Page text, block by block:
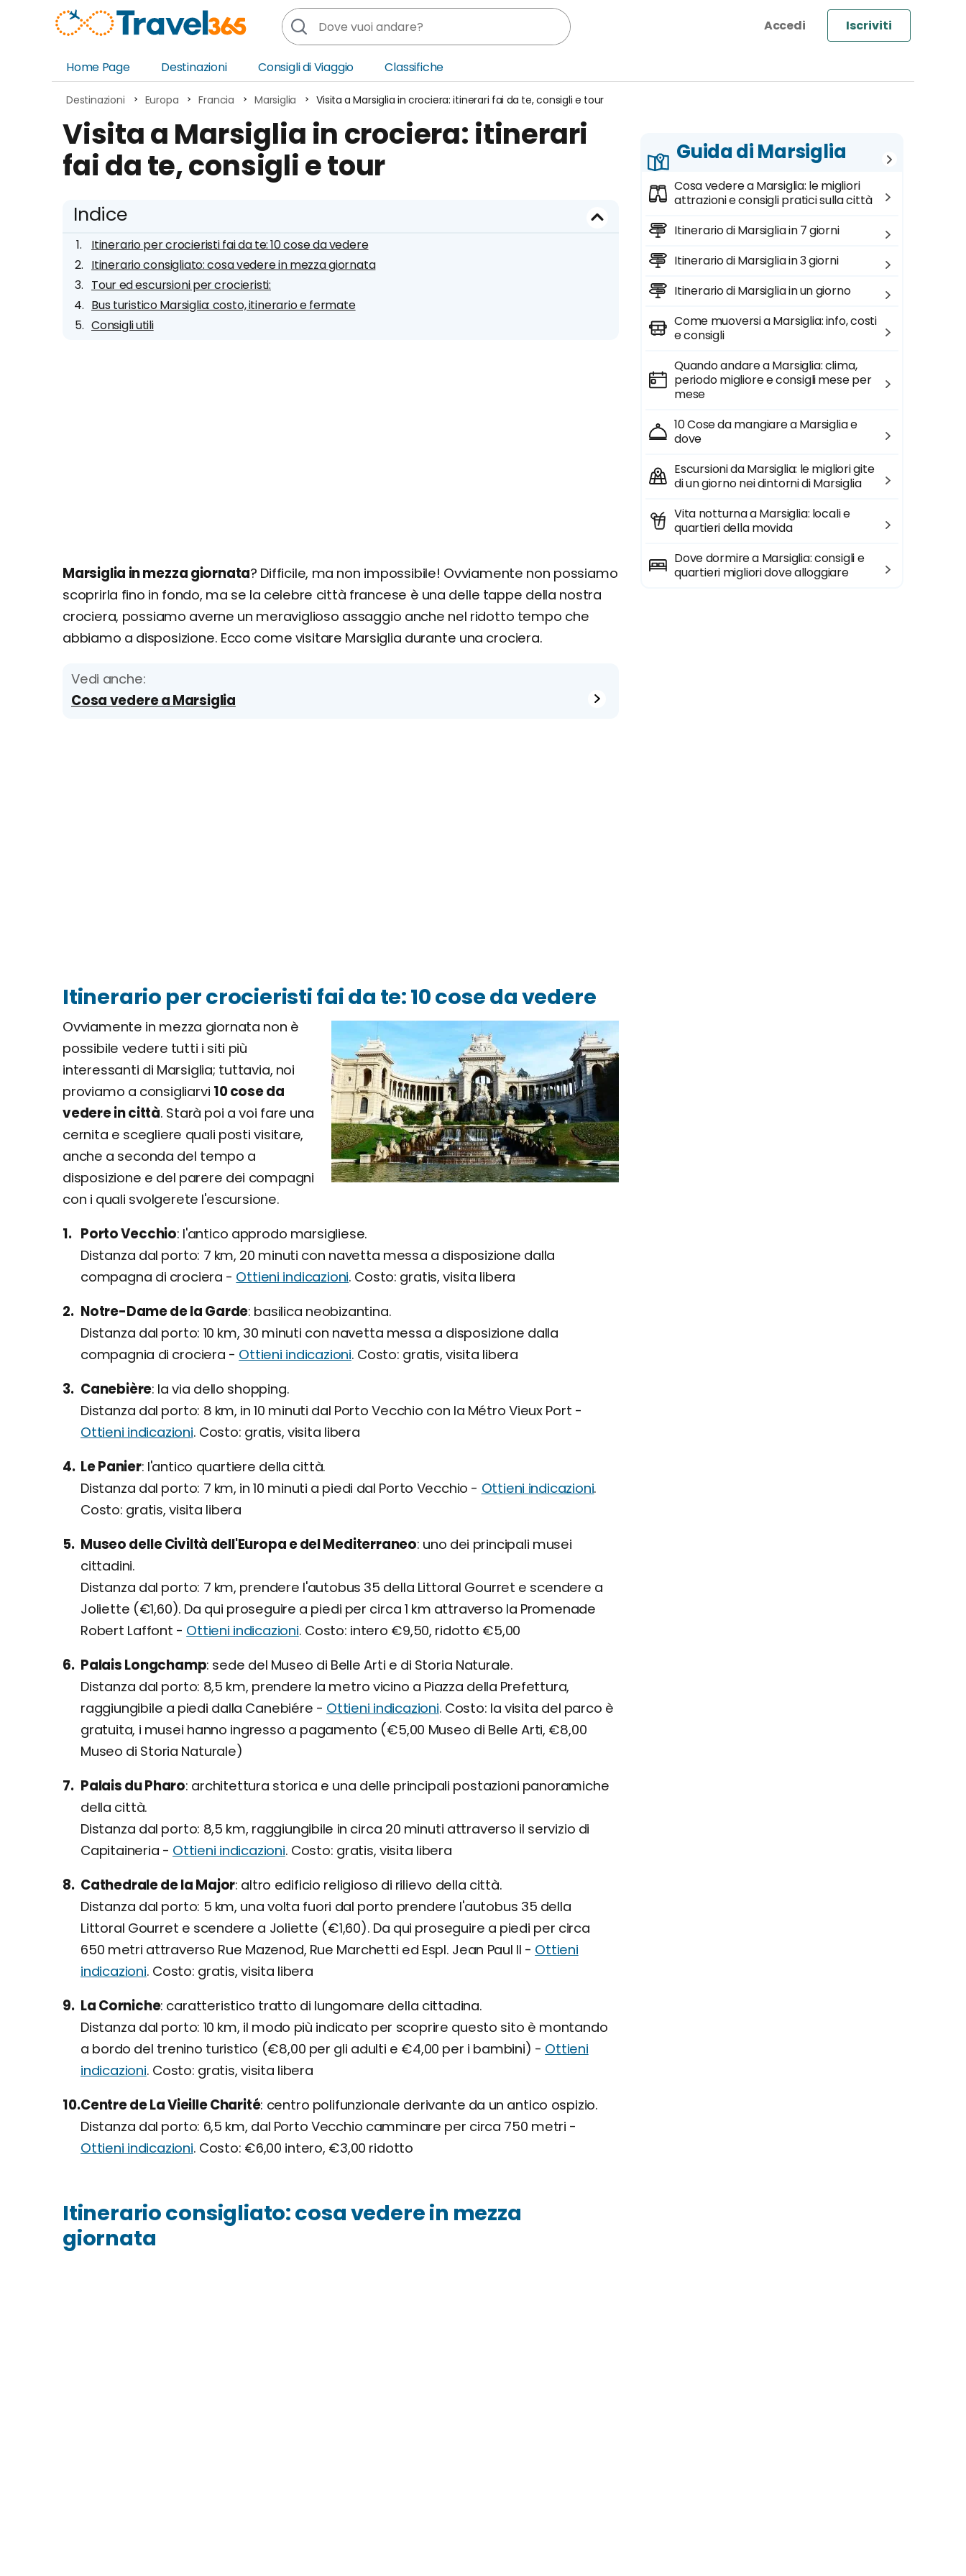
Iscriviti
Home Page
Destinazioni
Oceania
Nord America
America Centrale
Sud America
Medio Oriente
Consigli di Viaggio Classifiche
Destinazioni Europa Francia Marsiglia Visita a Marsiglia in crociera: itinerari fai da te, consigli e tour
Visita a Marsiglia in crociera: itinerari
fai da te, consigli e tour
Indice
Itinerario per crocieristi fai da te: 10 cose da vedere
Itinerario consigliato: cosa vedere in mezza giornata
Tour ed escursioni per crocieristi:
Bus turistico Marsiglia: costo, itinerario e fermate
Consigli utili
Marsiglia in mezza giornata? Difficile, ma non impossibile! Ovviamente non possiamo
scoprirla fino in fondo, ma se la celebre città francese è una delle tappe della nostra
crociera, possiamo averne un meraviglioso assaggio anche nel ridotto tempo che
abbiamo a disposizione. Ecco come visitare Marsiglia durante una crociera.
Vedi anche:
Cosa vedere a Marsiglia
Itinerario per crocieristi fai da te: 10 cose da vedere
Ovviamente in mezza giornata non è
possibile vedere tutti i siti più
interessanti di Marsiglia; tuttavia, noi
proviamo a consigliarvi 10 cose da
vedere in città. Starà poi a voi fare una
cernita e scegliere quali posti visitare,
anche a seconda del tempo a
disposizione e del parere dei compagni
con i quali svolgerete l'escursione.
Porto Vecchio l'antico approdo marsigliese.
Distanza dal porto: 7 km, 20 minuti con navetta messa a disposizione dalla
compagna di crociera - Ottieni indicazioni. Costo: gratis, visita libera
Notre-Dame de la Garde basilica neobizantina.
Distanza dal porto: 10 km, 30 minuti con navetta messa a disposizione dalla
compagnia di crociera - Ottieni indicazioni. Costo: gratis, visita libera
Canebière la via dello shopping.
Distanza dal porto: 8 km, in 10 minuti dal Porto Vecchio con la Métro Vieux Port -
Ottieni indicazioni. Costo: gratis, visita libera
Le Panier l'antico quartiere della città.
Distanza dal porto: 7 km, in 10 minuti a piedi dal Porto Vecchio - Ottieni indicazioni.
Costo: gratis, visita libera
Museo delle Civiltà dell'Europa e del Mediterraneo uno dei principali musei
cittadini.
Distanza dal porto: 7 km, prendere l'autobus 35 della Littoral Gourret e scendere a
Joliette (€1,60). Da qui proseguire a piedi per circa 1 km attraverso la Promenade
Robert Laffont - Ottieni indicazioni. Costo: intero €9,50, ridotto €5,00
Palais Longchamp sede del Museo di Belle Arti e di Storia Naturale.
Distanza dal porto: 8,5 km, prendere la metro vicino a Piazza della Prefettura,
raggiungibile a piedi dalla Canebiére - Ottieni indicazioni. Costo: la visita del parco è
gratuita, i musei hanno ingresso a pagamento (€5,00 Museo di Belle Arti, €8,00
Museo di Storia Naturale)
Palais du Pharo architettura storica e una delle principali postazioni panoramiche
della città.
Distanza dal porto: 8,5 km, raggiungibile in circa 20 minuti attraverso il servizio di
Capitaineria - Ottieni indicazioni. Costo: gratis, visita libera
Cathedrale de la Major altro edificio religioso di rilievo della città.
Distanza dal porto: 5 km, una volta fuori dal porto prendere l'autobus 35 della
Littoral Gourret e scendere a Joliette (€1,60). Da qui proseguire a piedi per circa
650 metri attraverso Rue Mazenod, Rue Marchetti ed Espl. Jean Paul II - Ottieni
indicazioni. Costo: gratis, visita libera
La Corniche caratteristico tratto di lungomare della cittadina.
Distanza dal porto: 10 km, il modo più indicato per scoprire questo sito è montando
a bordo del trenino turistico (€8,00 per gli adulti e €4,00 per i bambini) - Ottieni
indicazioni. Costo: gratis, visita libera
Centre de La Vieille Charité centro polifunzionale derivante da un antico ospizio.
Distanza dal porto: 6,5 km, dal Porto Vecchio camminare per circa 750 metri -
Ottieni indicazioni. Costo: €6,00 intero, €3,00 ridotto
Itinerario consigliato: cosa vedere in mezza
giornata
Guida di Marsiglia
Cosa vedere a Marsiglia: le migliori
attrazioni e consigli pratici sulla città
Itinerario di Marsiglia in 7 giorni
Itinerario di Marsiglia in 3 giorni
Itinerario di Marsiglia in un giorno
Come muoversi a Marsiglia: info, costi
e consigli
Quando andare a Marsiglia: clima,
periodo migliore e consigli mese per
mese
10 Cose da mangiare a Marsiglia e
dove
Escursioni da Marsiglia: le migliori gite
di un giorno nei dintorni di Marsiglia
Vita notturna a Marsiglia: locali e
quartieri della movida
Dove dormire a Marsiglia: consigli e
quartieri migliori dove alloggiare